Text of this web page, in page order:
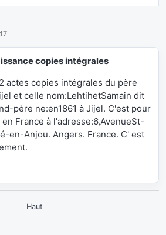
copies intégrales
actes copies intégrales du père
et celle nom:LehtihetSamain dit
père ne:en1861 à Jijel. C'est pour
France à l'adresse:6,AvenueSt-
en-Anjou. Angers. France. C' est
Haut